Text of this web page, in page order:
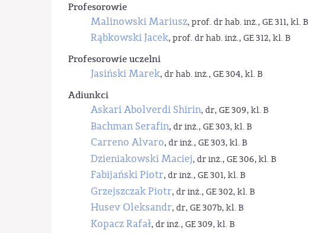
Profesorowie
Malinowski Mariusz, prof. dr hab. inż., GE 311, kl. B
Rąbkowski Jacek, prof. dr hab. inż., GE 312, kl. B
Profesorowie uczelni
Jasiński Marek, dr hab. inż., GE 304, kl. B
Adiunkci
Askari Abolverdi Shirin, dr, GE 309, kl. B
Bachman Serafin, dr inż., GE 303, kl. B
Carreno Alvaro, dr inż., GE 303, kl. B
Dzieniakowski Maciej, dr inż., GE 306, kl. B
Fabijański Piotr, dr inż., GE 301, kl. B
Grzejszczak Piotr, dr inż., GE 302, kl. B
Husev Oleksandr, dr, GE 307b, kl. B
Kopacz Rafał, dr inż., GE 309, kl. B